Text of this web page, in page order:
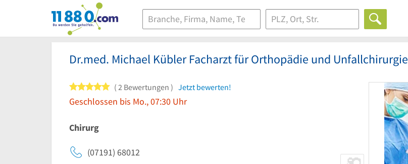
11880.com
Dr.med. Michael Kübler Facharzt für Orthopädie und Unfallchirurgie
5 von 5 Sternen
2 Bewertungen Jetzt bewerten!
Geschlossen bis Mo., 07:30 Uhr
Chirurg
(07191) 68012